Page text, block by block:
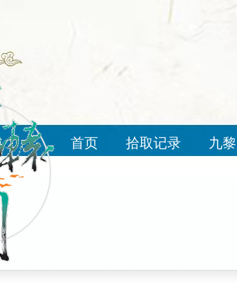
首页 拾取记录 九